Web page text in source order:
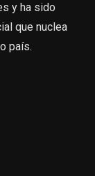
y ha sido
que nuclea
país.